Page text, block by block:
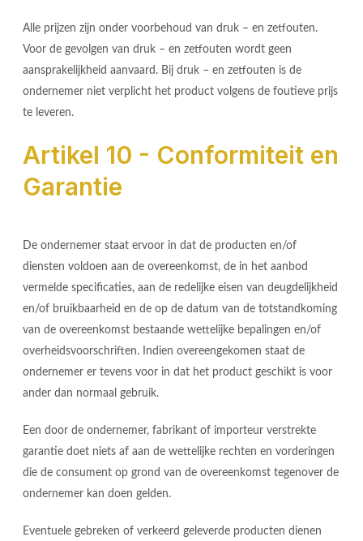
Alle prijzen zijn onder voorbehoud van druk – en zetfouten.
Voor de gevolgen van druk – en zetfouten wordt geen
aansprakelijkheid aanvaard. Bij druk – en zetfouten is de
ondernemer niet verplicht het product volgens de foutieve prijs
te leveren.
Artikel 10 - Conformiteit en
Garantie
De ondernemer staat ervoor in dat de producten en/of
diensten voldoen aan de overeenkomst, de in het aanbod
vermelde specificaties, aan de redelijke eisen van deugdelijkheid
en/of bruikbaarheid en de op de datum van de totstandkoming
van de overeenkomst bestaande wettelijke bepalingen en/of
overheidsvoorschriften. Indien overeengekomen staat de
ondernemer er tevens voor in dat het product geschikt is voor
ander dan normaal gebruik.
Een door de ondernemer, fabrikant of importeur verstrekte
garantie doet niets af aan de wettelijke rechten en vorderingen
die de consument op grond van de overeenkomst tegenover de
ondernemer kan doen gelden.
Eventuele gebreken of verkeerd geleverde producten dienen